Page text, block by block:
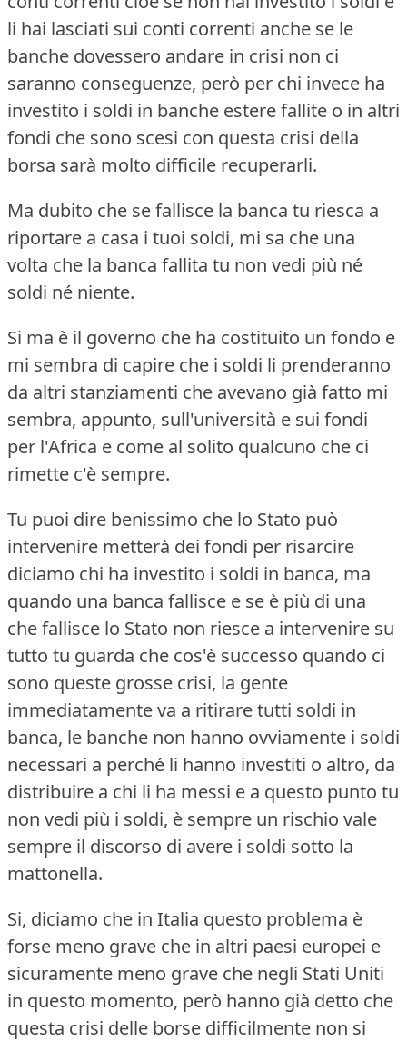
li hai lasciati sui conti correnti anche se le
banche dovessero andare in crisi non ci
saranno conseguenze, però per chi invece ha
investito i soldi in banche estere fallite o in altri
fondi che sono scesi con questa crisi della
borsa sarà molto difficile recuperarli.
Ma dubito che se fallisce la banca tu riesca a
riportare a casa i tuoi soldi, mi sa che una
volta che la banca fallita tu non vedi più né
soldi né niente.
Si ma è il governo che ha costituito un fondo e
mi sembra di capire che i soldi li prenderanno
da altri stanziamenti che avevano già fatto mi
sembra, appunto, sull'università e sui fondi
per l'Africa e come al solito qualcuno che ci
rimette c'è sempre.
Tu puoi dire benissimo che lo Stato può
intervenire metterà dei fondi per risarcire
diciamo chi ha investito i soldi in banca, ma
quando una banca fallisce e se è più di una
che fallisce lo Stato non riesce a intervenire su
tutto tu guarda che cos'è successo quando ci
sono queste grosse crisi, la gente
immediatamente va a ritirare tutti soldi in
banca, le banche non hanno ovviamente i soldi
necessari a perché li hanno investiti o altro, da
distribuire a chi li ha messi e a questo punto tu
non vedi più i soldi, è sempre un rischio vale
sempre il discorso di avere i soldi sotto la
mattonella.
Si, diciamo che in Italia questo problema è
forse meno grave che in altri paesi europei e
sicuramente meno grave che negli Stati Uniti
in questo momento, però hanno già detto che
questa crisi delle borse difficilmente non si